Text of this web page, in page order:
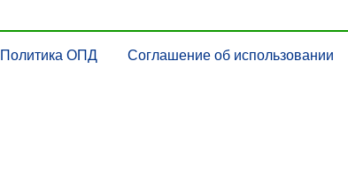
Политика ОПД Соглашение об использовании